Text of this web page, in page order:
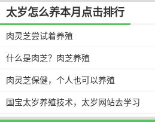
太岁怎么养本月点击排行
肉灵芝尝试着养殖
什么是肉芝？肉芝养殖
肉灵芝保健，个人也可以养殖
国宝太岁养殖技术，太岁网站去学习